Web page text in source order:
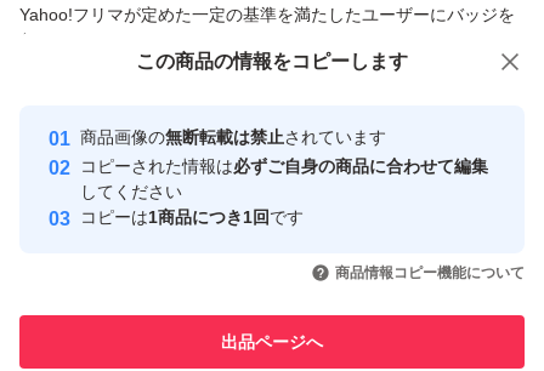
Yahoo!フリマが定めた一定の基準を満たしたユーザーにバッジを
付与しています
安心取引出品者
心・安全なユーザーです
取引実績
引を完了させた実績があります
での取引実績があります
この商品の情報をコピーします
商品画像の無断転載は禁止されています
コピーされた情報は必ずご自身の商品に合わせて編集
してください
コピーは1商品につき1回です
商品情報コピー機能について
出品ページへ
この商品をみている人にオススメ